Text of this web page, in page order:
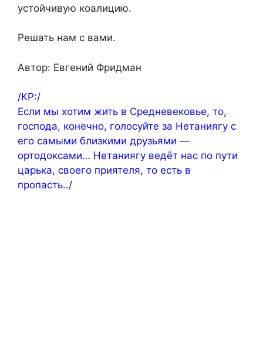
устойчивую коалицию.
Решать нам с вами.
Автор: Евгений Фридман
/КР:/
Если мы хотим жить в Средневековье, то,
господа, конечно, голосуйте за Нетаниягу с
его самыми близкими друзьями —
ортодоксами… Нетаниягу ведёт нас по пути
царька, своего приятеля, то есть в
пропасть../